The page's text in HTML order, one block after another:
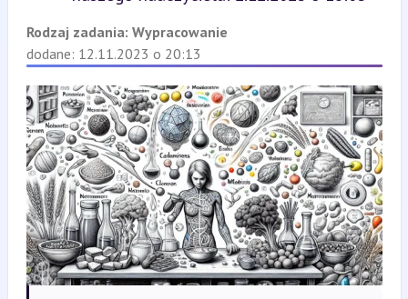
Rodzaj zadania: Wypracowanie
dodane: 12.11.2023 o 20:13